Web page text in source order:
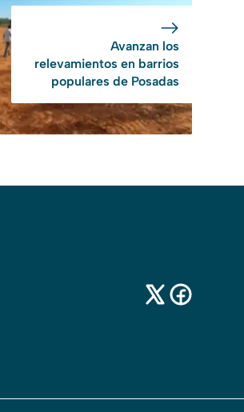
Avanzan los
relevamientos en barrios
populares de Posadas